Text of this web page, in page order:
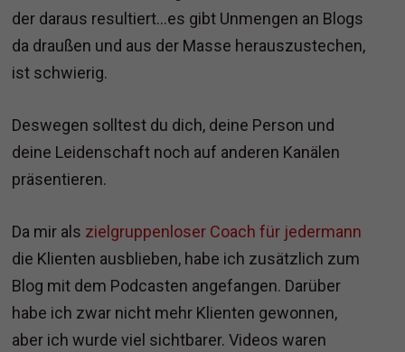
der daraus resultiert…es gibt Unmengen an Blogs
da draußen und aus der Masse herauszustechen,
ist schwierig.
Deswegen solltest du dich, deine Person und
deine Leidenschaft noch auf anderen Kanälen
präsentieren.
Da mir als zielgruppenloser Coach für jedermann
die Klienten ausblieben, habe ich zusätzlich zum
Blog mit dem Podcasten angefangen. Darüber
habe ich zwar nicht mehr Klienten gewonnen,
aber ich wurde viel sichtbarer. Videos waren